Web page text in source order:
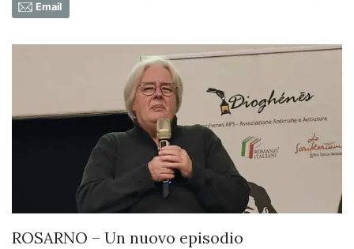
Email
ROSARNO – Un nuovo episodio